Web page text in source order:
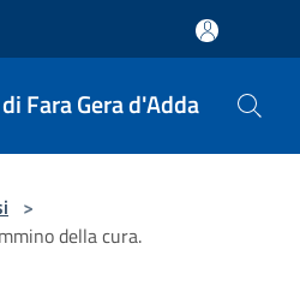
Fara Gera d'Adda
>
della cura.